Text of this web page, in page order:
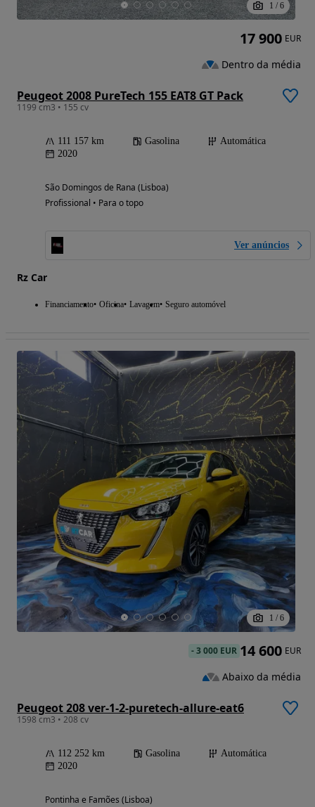
1 / 6
Peugeot 2008 PureTech 155 EAT8 GT Pack
1199 cm3 • 155 cv
111 157 km Gasolina
Automática
2020
São Domingos de Rana (Lisboa)
Profissional • Para o topo
Ver anúncios
Rz Car
Financiamento Oficina Lavagem Seguro automóvel
17 900 EUR
Dentro da média
1 / 6
Peugeot 208 ver-1-2-puretech-allure-eat6
1598 cm3 • 208 cv
112 252 km Gasolina
Automática
2020
Pontinha e Famões (Lisboa)
-3 000 EUR 14 600 EUR
Abaixo da média